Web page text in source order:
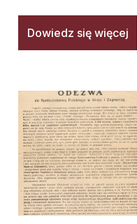
Dowiedz się więcej